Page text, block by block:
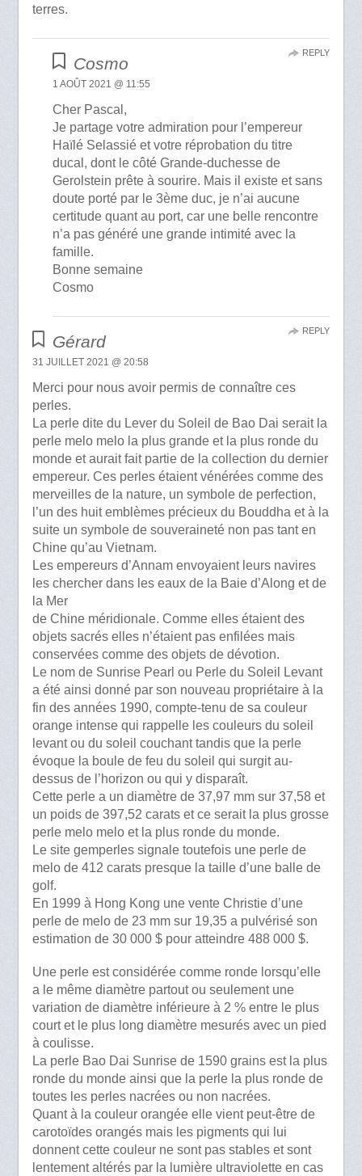
terres.
Cosmo
1 AOÛT 2021 @ 11:55
Cher Pascal,
Je partage votre admiration pour l’empereur
Haïlé Selassié et votre réprobation du titre
ducal, dont le côté Grande-duchesse de
Gerolstein prête à sourire. Mais il existe et sans
doute porté par le 3ème duc, je n’ai aucune
certitude quant au port, car une belle rencontre
n’a pas généré une grande intimité avec la
famille.
Bonne semaine
Cosmo
REPLY
Gérard
31 JUILLET 2021 @ 20:58
Merci pour nous avoir permis de connaître ces
perles.
La perle dite du Lever du Soleil de Bao Dai serait la
perle melo melo la plus grande et la plus ronde du
monde et aurait fait partie de la collection du dernier
empereur. Ces perles étaient vénérées comme des
merveilles de la nature, un symbole de perfection,
l’un des huit emblèmes précieux du Bouddha et à la
suite un symbole de souveraineté non pas tant en
Chine qu’au Vietnam.
Les empereurs d’Annam envoyaient leurs navires
les chercher dans les eaux de la Baie d’Along et de
la Mer
de Chine méridionale. Comme elles étaient des
objets sacrés elles n’étaient pas enfilées mais
conservées comme des objets de dévotion.
Le nom de Sunrise Pearl ou Perle du Soleil Levant
a été ainsi donné par son nouveau propriétaire à la
fin des années 1990, compte-tenu de sa couleur
orange intense qui rappelle les couleurs du soleil
levant ou du soleil couchant tandis que la perle
évoque la boule de feu du soleil qui surgit au-
dessus de l’horizon ou qui y disparaît.
Cette perle a un diamètre de 37,97 mm sur 37,58 et
un poids de 397,52 carats et ce serait la plus grosse
perle melo melo et la plus ronde du monde.
Le site gemperles signale toutefois une perle de
melo de 412 carats presque la taille d’une balle de
golf.
En 1999 à Hong Kong une vente Christie d’une
perle de melo de 23 mm sur 19,35 a pulvérisé son
estimation de 30 000 $ pour atteindre 488 000 $.
Une perle est considérée comme ronde lorsqu’elle
a le même diamètre partout ou seulement une
variation de diamètre inférieure à 2 % entre le plus
court et le plus long diamètre mesurés avec un pied
à coulisse.
La perle Bao Dai Sunrise de 1590 grains est la plus
ronde du monde ainsi que la perle la plus ronde de
toutes les perles nacrées ou non nacrées.
Quant à la couleur orangée elle vient peut-être de
carotoïdes orangés mais les pigments qui lui
donnent cette couleur ne sont pas stables et sont
lentement altérés par la lumière ultraviolette en cas
REPLY